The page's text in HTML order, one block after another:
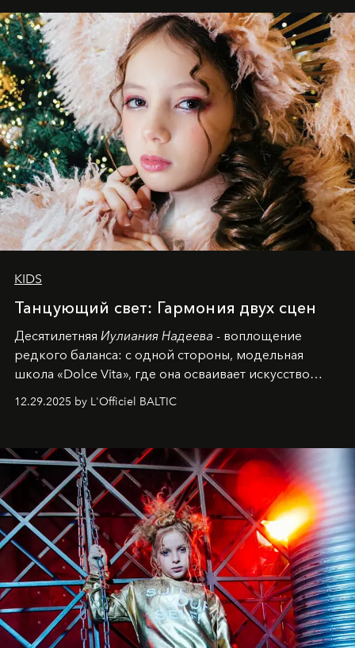
KIDS
Танцующий свет: Гармония двух сцен
Десятилетняя Иулиания Надеева - воплощение
редкого баланса: с одной стороны, модельная
школа «Dolce Vita», где она осваивает искусство
балетная студия при хореографическом училище,
танцевального пути за плечами.
12.29.2025 by L'Officiel BALTIC